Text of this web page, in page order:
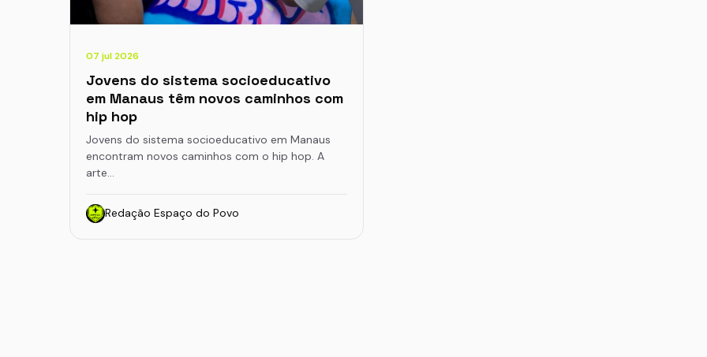
07 jul 2026
Jovens do sistema socioeducativo
em Manaus têm novos caminhos com
hip hop
Jovens do sistema socioeducativo em Manaus
encontram novos caminhos com o hip hop. A
arte…
Redação Espaço do Povo